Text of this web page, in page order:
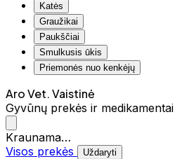
Katės
Graužikai
Paukščiai
Smulkusis ūkis
Priemonės nuo kenkėjų
Aro Vet. Vaistinė
Gyvūnų prekės ir medikamentai
Kraunama…
Visos prekės
Uždaryti